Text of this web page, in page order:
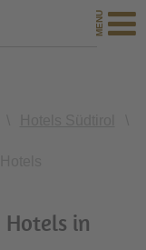
Hotels in